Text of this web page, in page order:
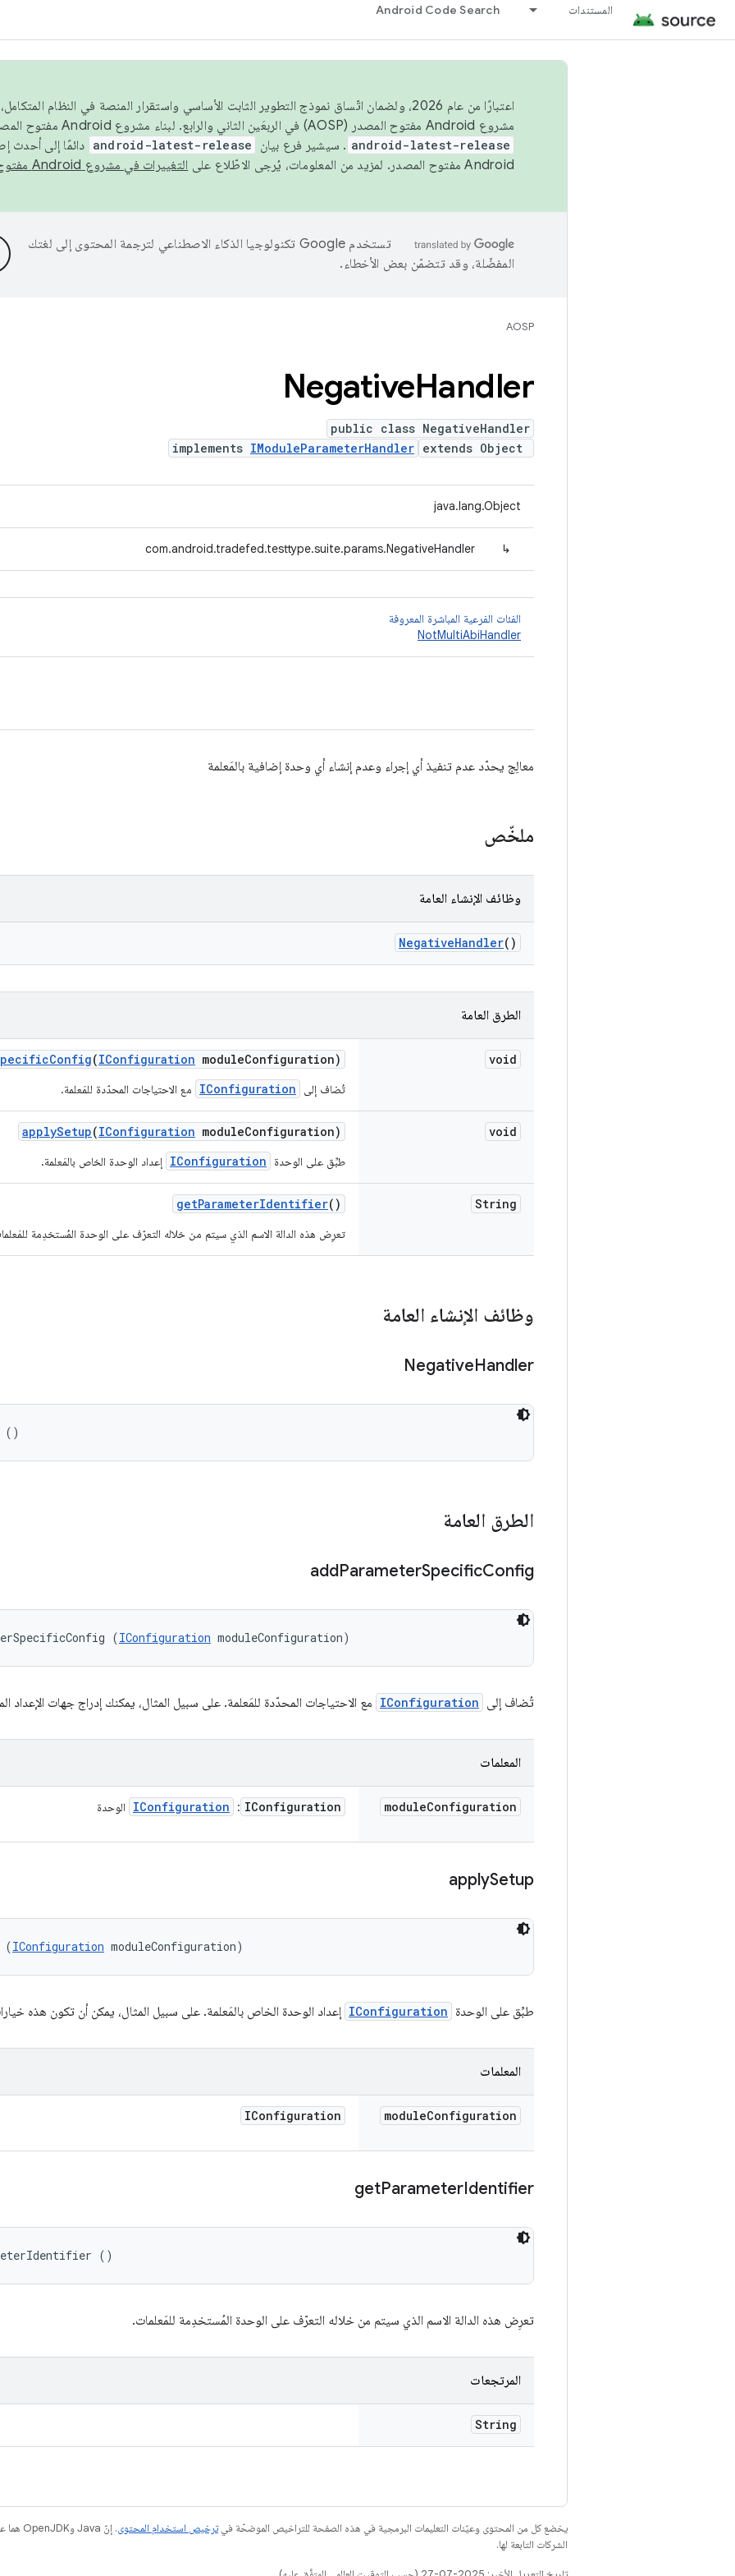
المستندات Android Code Search
اعتبارًا من عام 2026، ولضمان اتّساق نموذج التطوير الثابت الأساسي واستقرار المنصة في النظام
مشروع Android مفتوح المصدر (AOSP) في الربعَين الثاني والرابع. لبناء مشروع Android مفتوح المصدر والمساهمة فيه، استخدِم
android-latest-release . سيشير فرع بيان android-latest-release دائمًا إلى أحدث
Android مفتوح المصدر. لمزيد من المعلومات، يُرجى الاطّلاع على
التغييرات في مشروع Android مفتوح المصدر
تستخدم Google تكنولوجيا الذكاء الاصطناعي لترجمة المحتوى إلى لغتك
المفضّلة، وقد تتضمّن بعض الأخطاء.
AOSP
NegativeHandler
public class NegativeHandler
extends Object
implements IModuleParameterHandler
java.lang.Object
↳
com.android.tradefed.testtype.suite.params.NegativeHandler
الفئات الفرعية المباشرة المعروفة
NotMultiAbiHandler
معالِج يحدّد عدم تنفيذ أي إجراء وعدم إنشاء أي وحدة إضافية بالمَعلمة
ملخّص
وظائف الإنشاء العامة
NegativeHandler()
الطرق العامة
void
Config(IConfiguration moduleConfiguration)
تُضاف إلى IConfiguration مع الاحتياجات المحدّدة للمَعلمة.
void
applySetup(IConfiguration moduleConfiguration)
طبِّق على الوحدة IConfiguration إعداد الوحدة الخاص بالمَعلمة.
String
getParameterIdentifier()
تعرِض هذه الدالة الاسم الذي سيتم من خلاله التعرّف على الوحدة المُستخدِمة
وظائف الإنشاء العامة
NegativeHandler
()
الطرق العامة
addParameterSpecificConfig
(IConfiguration moduleConfiguration)
تُضاف إلى IConfiguration مع الاحتياجات المحدّدة للمَعلمة. على سبيل المثال، يمكنك إدراج جهات الإعداد
المعلمات
moduleConfiguration
IConfiguration
:
IConfiguration الوحدة
applySetup
(IConfiguration moduleConfiguration)
طبِّق على الوحدة IConfiguration إعداد الوحدة الخاص بالمَعلمة. على سبيل المثال، يمكن أن تكون هذه
المعلمات
moduleConfiguration
IConfiguration
getParameterIdentifier
()
تعرِض هذه الدالة الاسم الذي سيتم من خلاله التعرّف على الوحدة المُستخدِمة للمَعلمات.
المرتجعات
String
يخضع كل من المحتوى وعيّنات التعليمات البرمجية في هذه الصفحة للتراخيص الموضحّة فيترخيص استخدام المحتوى
الشركات التابعة لها.